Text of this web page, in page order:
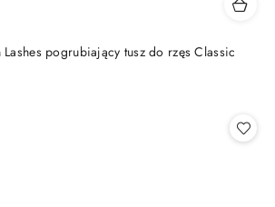
pogrubiający tusz do rzęs Classic